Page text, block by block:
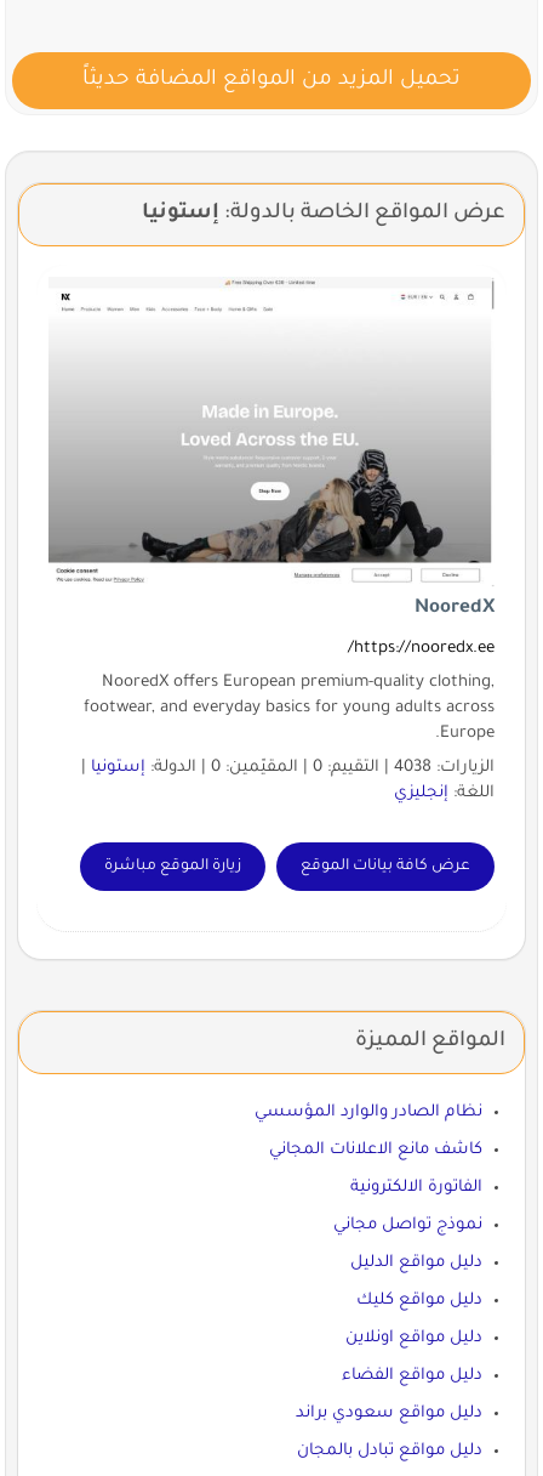
تحميل المزيد من المواقع المضافة حديثاً
عرض المواقع الخاصة بالدولة: إستونيا
NooredX
https://nooredx.ee/
NooredX offers European premium-quality clothing,
footwear, and everyday basics for young adults across
Europe.
الزيارات: 4038 | التقييم: 0 | المقيّمين: 0 | الدولة:
إستونيا|
اللغة: إنجليزي
عرض كافة بيانات الموقع زيارة الموقع مباشرة
المواقع المميزة
نظام الصادر والوارد المؤسسي
كاشف مانع الاعلانات المجاني
الفاتورة الالكترونية
نموذج تواصل مجاني
دليل مواقع الدليل
دليل مواقع كليك
دليل مواقع اونلاين
دليل مواقع الفضاء
دليل مواقع سعودي براند
دليل مواقع تبادل بالمجان